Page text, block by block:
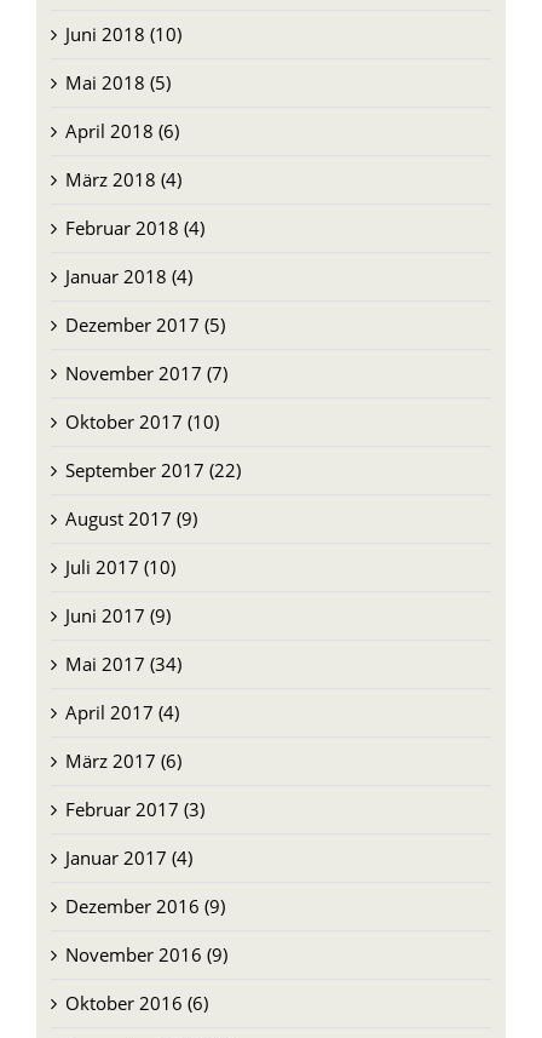
Juni 2018 (10)
Mai 2018 (5)
April 2018 (6)
März 2018 (4)
Februar 2018 (4)
Januar 2018 (4)
Dezember 2017 (5)
November 2017 (7)
Oktober 2017 (10)
September 2017 (22)
August 2017 (9)
Juli 2017 (10)
Juni 2017 (9)
Mai 2017 (34)
April 2017 (4)
März 2017 (6)
Februar 2017 (3)
Januar 2017 (4)
Dezember 2016 (9)
November 2016 (9)
Oktober 2016 (6)